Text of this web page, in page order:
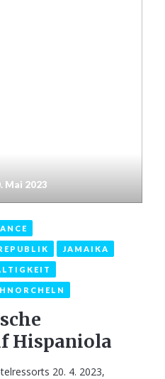
Mai 2023
JAMAIKA
Hispaniola
20. 4. 2023,